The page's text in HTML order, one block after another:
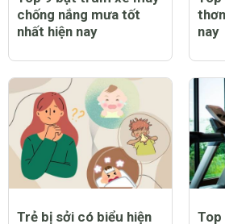
chống nắng mưa tốt
nhất hiện nay
nay
Trẻ bị sởi có biểu hiện
Top